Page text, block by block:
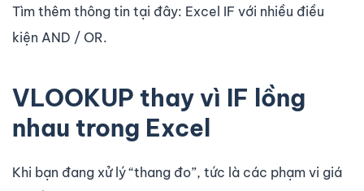
Tìm thêm thông tin tại đây: Excel IF với nhiều điều
kiện AND / OR.
VLOOKUP thay vì IF lồng
nhau trong Excel
Khi bạn đang xử lý “thang đo”, tức là các phạm vi giá